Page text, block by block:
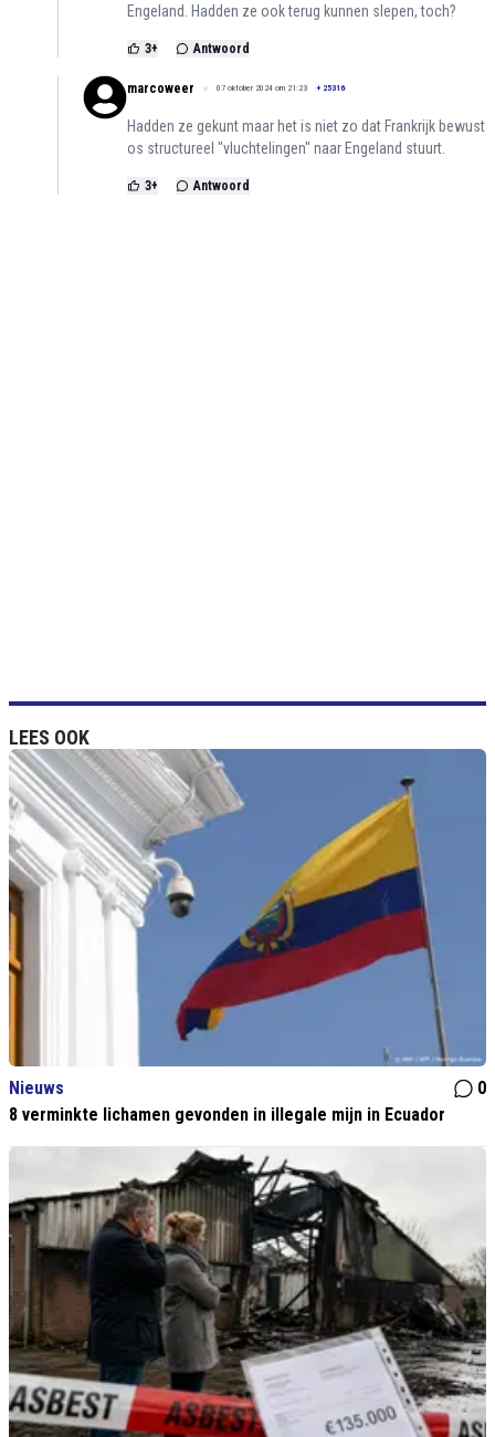
Engeland. Hadden ze ook terug kunnen slepen, toch?
3+ Antwoord
marcoweer 07 oktober 2024 om 21:23 + 25316
Hadden ze gekunt maar het is niet zo dat Frankrijk bewust
os structureel "vluchtelingen" naar Engeland stuurt.
3+ Antwoord
LEES OOK
Nieuws
0
8 verminkte lichamen gevonden in illegale mijn in Ecuador